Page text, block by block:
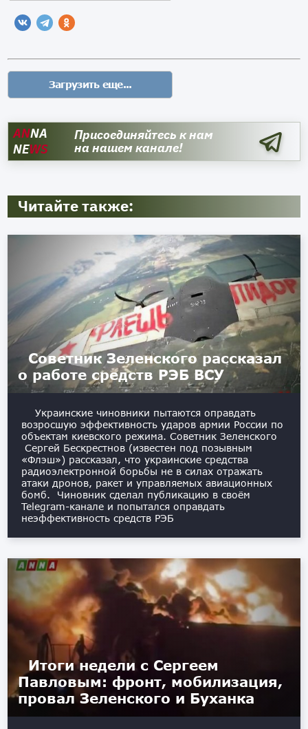
ANNA
NEWS
Присоединяйтесь к нам
на нашем канале!
Читайте также:
Советник Зеленского рассказал
о работе средств РЭБ ВСУ
Украинские чиновники пытаются оправдать
возросшую эффективность ударов армии России по
объектам киевского режима. Советник Зеленского
Сергей Бескрестнов (известен под позывным
«Флэш») рассказал, что украинские средства
радиоэлектронной борьбы не в силах отражать
атаки дронов, ракет и управляемых авиационных
бомб. Чиновник сделал публикацию в своём
Telegram-канале и попытался оправдать
неэффективность средств РЭБ
Итоги недели с Сергеем
Павловым: фронт, мобилизация,
провал Зеленского и Буханка